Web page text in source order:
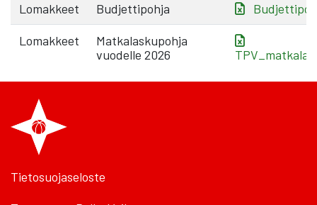
Lomakkeet Budjettipohja
Lomakkeet
Matkalaskupohja
vuodelle 2026
Tietosuojaseloste